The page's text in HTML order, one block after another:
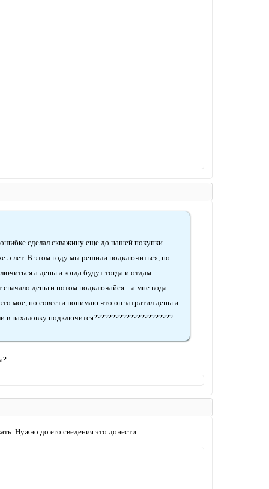
ошибке сделал скважину еще до нашей покупки.
5 лет. В этом году мы решили подключиться, но
а деньги когда будут тогда и отдам
деньги потом подключайся... а мне вода
мое, по совести понимаю что он затратил деньги
нахаловку подключится??????????????????????
Нужно до его сведения это донести.